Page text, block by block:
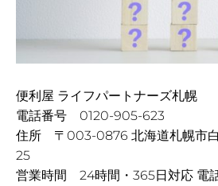
便利屋 ライフパートナーズ札幌
電話番号 0120-905-623
住所 〒003-0876 北海道札幌市
25
営業時間 24時間・365日対応 電